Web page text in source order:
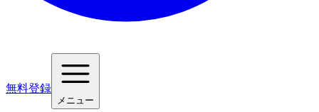
無料登録
メニュー